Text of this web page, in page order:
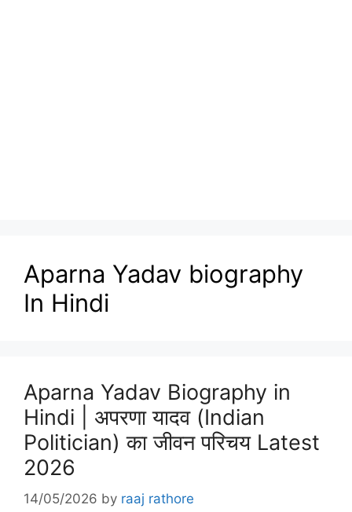
Aparna Yadav biography
In Hindi
Aparna Yadav Biography in
Hindi | अपरणा यादव (Indian
Politician) का जीवन परिचय Latest
2026
14/05/2026 by raaj rathore